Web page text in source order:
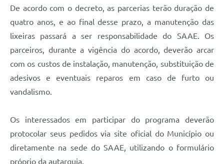
De acordo com o decreto, as parcerias terão duração de
quatro anos, e ao final desse prazo, a manutenção das
lixeiras passará a ser responsabilidade do SAAE. Os
parceiros, durante a vigência do acordo, deverão arcar
com os custos de instalação, manutenção, substituição de
adesivos e eventuais reparos em caso de furto ou
vandalismo.
Os interessados em participar do programa deverão
protocolar seus pedidos via site oficial do Município ou
diretamente na sede do SAAE, utilizando o formulário
próprio da autarquia.